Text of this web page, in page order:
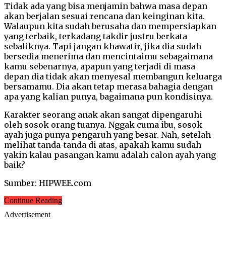
Tidak ada yang bisa menjamin bahwa masa depan
akan berjalan sesuai rencana dan keinginan kita.
Walaupun kita sudah berusaha dan mempersiapkan
yang terbaik, terkadang takdir justru berkata
sebaliknya. Tapi jangan khawatir, jika dia sudah
bersedia menerima dan mencintaimu sebagaimana
kamu sebenarnya, apapun yang terjadi di masa
depan dia tidak akan menyesal membangun keluarga
bersamamu. Dia akan tetap merasa bahagia dengan
apa yang kalian punya, bagaimana pun kondisinya.
Karakter seorang anak akan sangat dipengaruhi
oleh sosok orang tuanya. Nggak cuma ibu, sosok
ayah juga punya pengaruh yang besar. Nah, setelah
melihat tanda-tanda di atas, apakah kamu sudah
yakin kalau pasangan kamu adalah calon ayah yang
baik?
Sumber: HIPWEE.com
Continue Reading
Advertisement